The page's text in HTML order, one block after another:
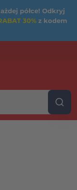
półce! Odkryj
30% z kodem